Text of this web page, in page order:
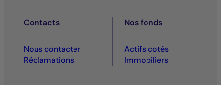
Contacts
Nous contacter
Réclamations
Nos fonds
Actifs cotés
Immobiliers